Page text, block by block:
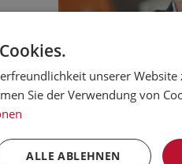
unserer Website
Sie der Verwendung von
ALLE ABLEHNEN